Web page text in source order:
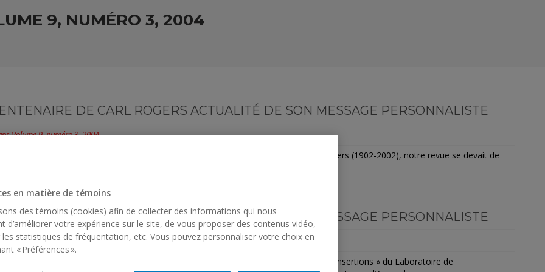
9, NUMÉRO 3, 2004
DE CARL ROGERS ACTUALITÉ DE SON MESSAGE PERSONNALISTE
Volume 9, numéro 3, 2004
et Yves CHAGNON A l’occasion du centenaire de la naissance de Carl Rogers (1902-2002), notre revue se devait de
à cet événement et de consacrer un numéro spécial à ce célèbre...
DE CARL ROGERS ACTUALITÉ DE SON MESSAGE PERSONNALISTE
Volume 9, numéro 3, 2004
BOTTEMAN, directeur adjoint D.Ps., membre de l'Équipe « Psychologie Sociale des Insertions » du Laboratoire de
en matière de témoins
des témoins (cookies) afin de collecter des informations qui nous
d’améliorer votre expérience sur le site, de vous proposer des contenus vidéo,
les statistiques de fréquentation, etc. Vous pouvez personnaliser votre choix en
« Préférences ».